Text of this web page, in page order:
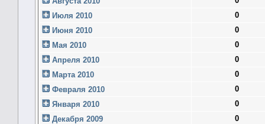
Июля 2010
0
Июня 2010
0
Мая 2010
0
Апреля 2010
0
Марта 2010
0
Февраля 2010
0
Января 2010
0
Декабря 2009
0